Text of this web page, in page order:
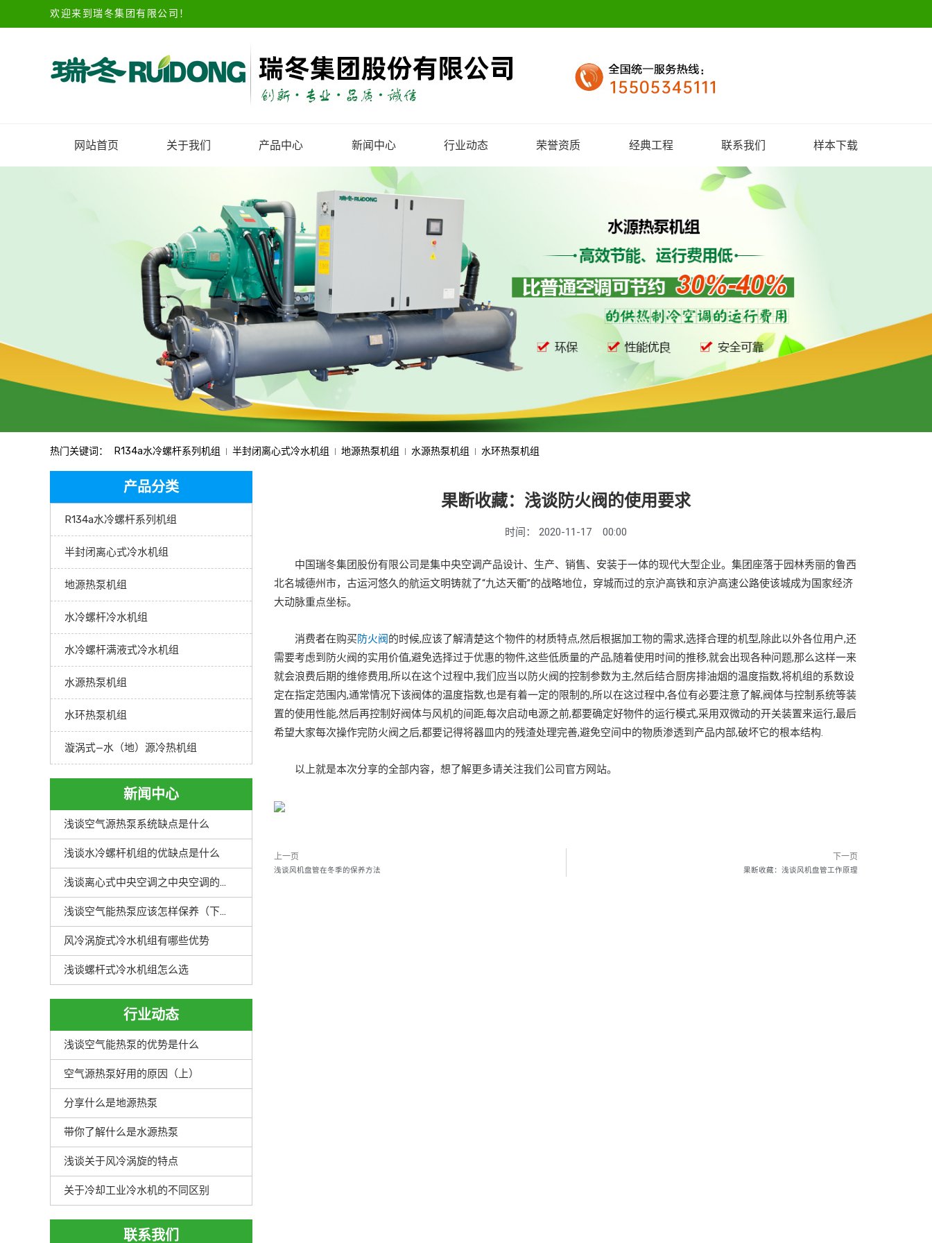
欢迎来到瑞冬集团有限公司！
网站首页 关于我们 产品中心 新闻中心 行业动态 荣誉资质 经典工程 联系我们 样本下载
热门关键词： R134a水冷螺杆系列机组 半封闭离心式冷水机组 地源热泵机组 水源热泵机组 水环热泵机组
产品分类
R134a水冷螺杆系列机组
半封闭离心式冷水机组
地源热泵机组
水冷螺杆冷水机组
水冷螺杆满液式冷水机组
水源热泵机组
水环热泵机组
漩涡式—水（地）源冷热机组
新闻中心
浅谈空气源热泵系统缺点是什么
浅谈水冷螺杆机组的优缺点是什么
浅谈离心式中央空调之中央空调的优点解析
浅谈空气能热泵应该怎样保养（下）
风冷涡旋式冷水机组有哪些优势
浅谈螺杆式冷水机组怎么选
行业动态
浅谈空气能热泵的优势是什么
空气源热泵好用的原因（上）
分享什么是地源热泵
带你了解什么是水源热泵
浅谈关于风冷涡旋的特点
关于冷却工业冷水机的不同区别
联系我们
果断收藏：浅谈防火阀的使用要求
时间： 2020-11-17 00:00
中国瑞冬集团股份有限公司是集中央空调产品设计、生产、销售、安装于一体的现代大型企业。集团座落于园林秀丽的鲁西
北名城德州市，古运河悠久的航运文明铸就了“九达天衢”的战略地位，穿城而过的京沪高铁和京沪高速公路使该城成为国家经济
大动脉重点坐标。
消费者在购买防火阀的时候,应该了解清楚这个物件的材质特点,然后根据加工物的需求,选择合理的机型,除此以外各位用户,还
需要考虑到防火阀的实用价值,避免选择过于优惠的物件,这些低质量的产品,随着使用时间的推移,就会出现各种问题,那么这样一来
就会浪费后期的维修费用,所以在这个过程中,我们应当以防火阀的控制参数为主,然后结合厨房排油烟的温度指数,将机组的系数设
定在指定范围内,通常情况下该阀体的温度指数,也是有着一定的限制的,所以在这过程中,各位有必要注意了解,阀体与控制系统等装
置的使用性能,然后再控制好阀体与风机的间距,每次启动电源之前,都要确定好物件的运行模式,采用双微动的开关装置来运行,最后
希望大家每次操作完防火阀之后,都要记得将器皿内的残渣处理完善,避免空间中的物质渗透到产品内部,破坏它的根本结构.
以上就是本次分享的全部内容，想了解更多请关注我们公司官方网站。
上一页
浅谈风机盘管在冬季的保养方法
下一页
果断收藏：浅谈风机盘管工作原理